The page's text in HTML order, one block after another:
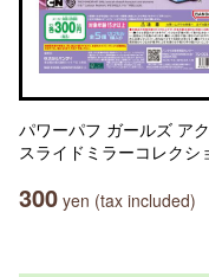
パワーパフ ガールズ ア
スライドミラーコレクシ
300 yen (tax included)